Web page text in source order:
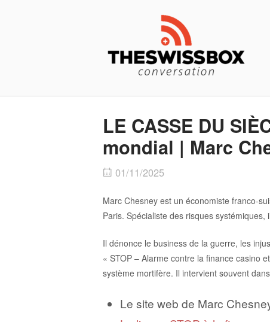
LE CASSE DU
mondial | Marc
01/11/2025
Marc Chesney est un économiste franco-
Paris. Spécialiste des risques
Il dénonce le business de la guerre, les
« STOP – Alarme contre la finance casino
système mortifère. Il intervient souvent
Le site web de Marc